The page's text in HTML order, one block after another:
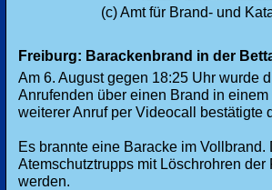
(c) Amt für Brand- und
Freiburg: Barackenbrand in der
Am 6. August gegen 18:25 Uhr wurde
Anrufenden über einen Brand in
weiterer Anruf per Videocall bestätigte
Es brannte eine Baracke im
Atemschutztrupps mit Löschrohren
werden.